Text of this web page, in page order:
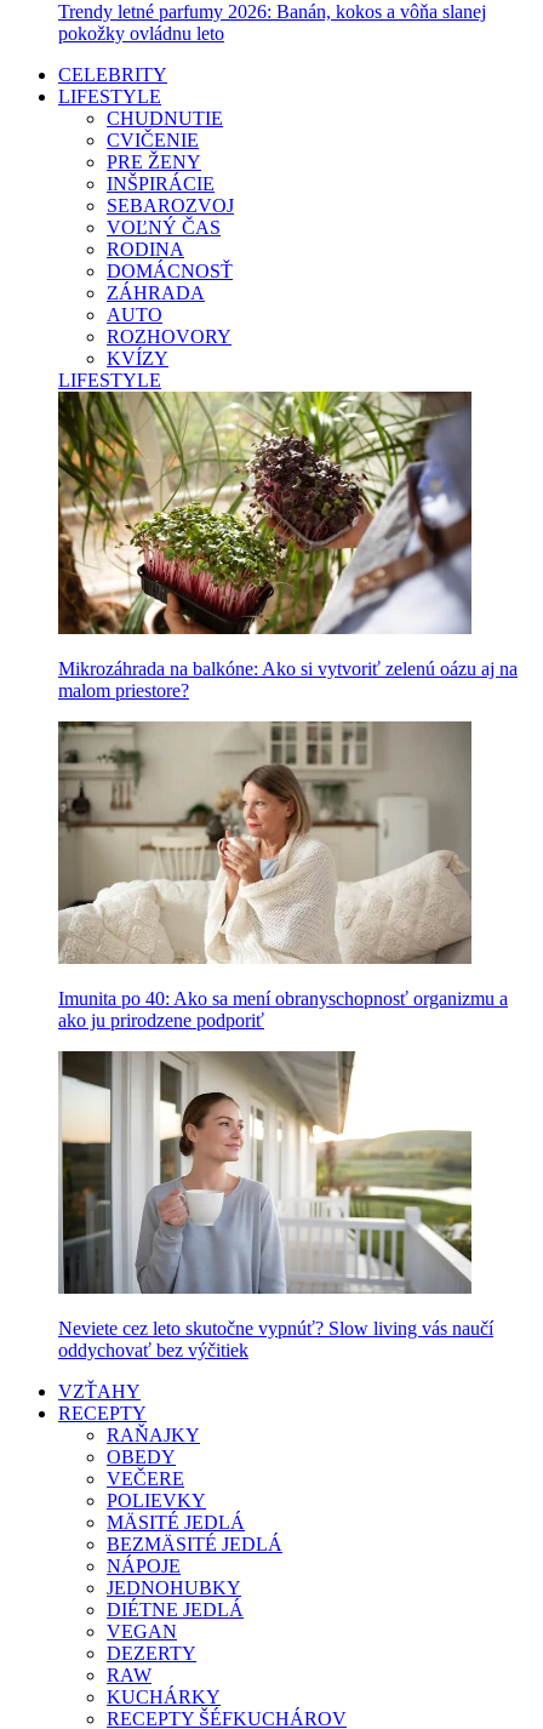
Trendy letné parfumy 2026: Banán, kokos a vôňa slanej
pokožky ovládnu leto
CELEBRITY
LIFESTYLE
CHUDNUTIE
CVIČENIE
PRE ŽENY
INŠPIRÁCIE
SEBAROZVOJ
VOĽNÝ ČAS
RODINA
DOMÁCNOSŤ
ZÁHRADA
AUTO
ROZHOVORY
KVÍZY
LIFESTYLE
Mikrozáhrada na balkóne: Ako si vytvoriť zelenú oázu aj na
malom priestore?
Imunita po 40: Ako sa mení obranyschopnosť organizmu a
ako ju prirodzene podporiť
Neviete cez leto skutočne vypnúť? Slow living vás naučí
oddychovať bez výčitiek
VZŤAHY
RECEPTY
RAŇAJKY
OBEDY
VEČERE
POLIEVKY
MÄSITÉ JEDLÁ
BEZMÄSITÉ JEDLÁ
NÁPOJE
JEDNOHUBKY
DIÉTNE JEDLÁ
VEGAN
DEZERTY
RAW
KUCHÁRKY
RECEPTY ŠÉFKUCHÁROV